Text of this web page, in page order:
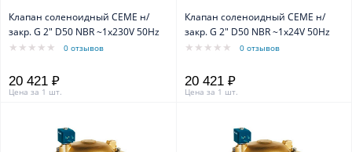
Клапан соленоидный CEME н/
закр. G 2" D50 NBR ~1x230V 50Hz
0 отзывов
20 421 ₽
Цена за 1 шт.
Клапан соленоидный CEME н/
закр. G 2" D50 NBR ~1x24V 50Hz
0 отзывов
20 421 ₽
Цена за 1 шт.